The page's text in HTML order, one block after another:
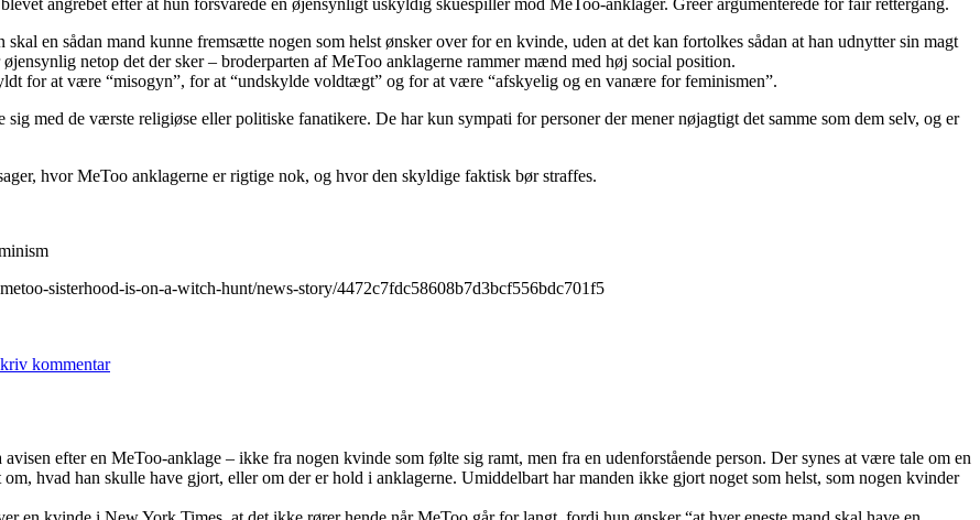
mænd
gør
angrebet efter at hun forsvarede en øjensynligt uskyldig skuespiller mod MeToo-anklager. Greer argumenterede for fair rettergang.
en sådan mand kunne fremsætte nogen som helst ønsker over for en kvinde, uden at det kan fortolkes sådan at han udnytter sin magt
netop det der sker – broderparten af MeToo anklagerne rammer mænd med høj social position.
for at være “misogyn”, for at “undskylde voldtægt” og for at være “afskyelig og en vanære for feminismen”.
med de værste religiøse eller politiske fanatikere. De har kun sympati for personer der mener nøjagtigt det samme som dem selv, og er
hvor MeToo anklagerne er rigtige nok, og hvor den skyldige faktisk bør straffes.
sisterhood-is-on-a-witch-hunt/news-story/4472c7fdc58608b7d3bcf556bdc701f5
kommentarfeministerne
efter en MeToo-anklage – ikke fra nogen kvinde som følte sig ramt, men fra en udenforstående person. Der synes at være tale om en
hvad han skulle have gjort, eller om der er hold i anklagerne. Umiddelbart har manden ikke gjort noget som helst, som nogen kvinder